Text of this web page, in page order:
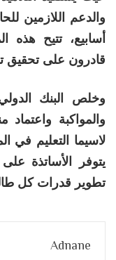
والدعم اللازمين
أسابيع، تتيح هذه
قادرون على تحقيق
وخلص البنك
والمواكبة
لاسيما التعليم في
يتوفر الأساتذة
تطوير قدرات كل
Adnane